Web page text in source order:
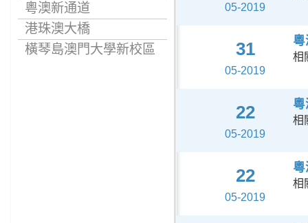
粵澳新通道
港珠澳大橋
橫琴島澳門大學新校區
05-2019
31
05-2019
相
22
05-2019
相
22
05-2019
相